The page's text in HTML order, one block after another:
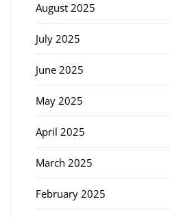
August 2025
July 2025
June 2025
May 2025
April 2025
March 2025
February 2025